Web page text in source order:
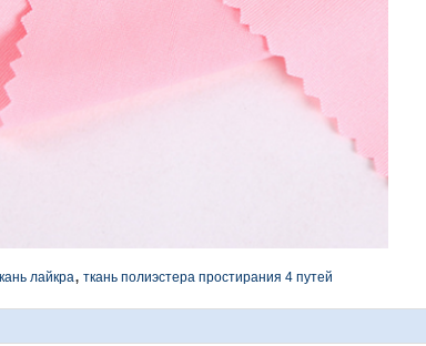
лайкра, ткань полиэстера простирания 4 путей